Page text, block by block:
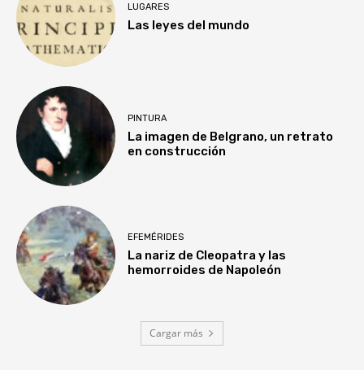
LUGARES
Las leyes del mundo
PINTURA
La imagen de Belgrano, un retrato
en construcción
EFEMÉRIDES
La nariz de Cleopatra y las
hemorroides de Napoleón
Cargar más